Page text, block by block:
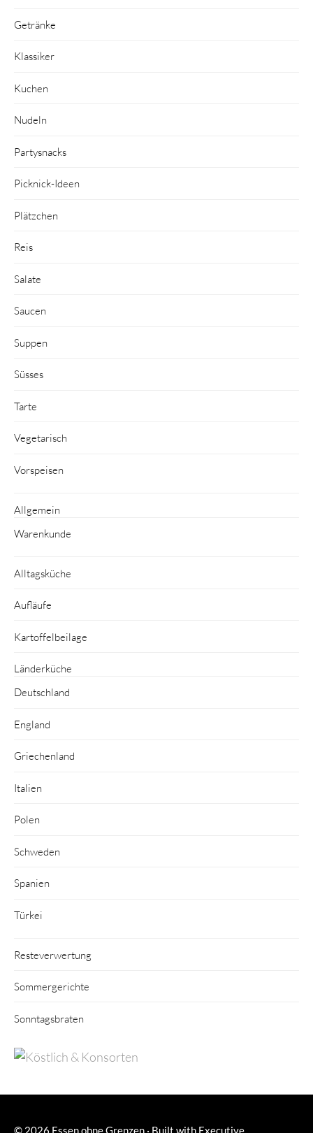
Getränke
Klassiker
Kuchen
Nudeln
Partysnacks
Picknick-Ideen
Plätzchen
Reis
Salate
Saucen
Suppen
Süsses
Tarte
Vegetarisch
Vorspeisen
Allgemein
Warenkunde
Alltagsküche
Aufläufe
Kartoffelbeilage
Länderküche
Deutschland
England
Griechenland
Italien
Polen
Schweden
Spanien
Türkei
Resteverwertung
Sommergerichte
Sonntagsbraten
© 2026 Essen ohne Grenzen · Built with Executive